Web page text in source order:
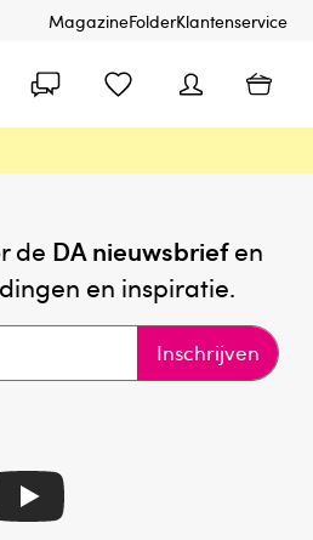
MagazineFolderKlantenservice
de DA nieuwsbriefen
en inspiratie.
Inschrijven